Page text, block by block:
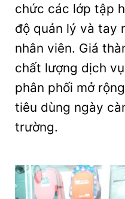
chức các lớp tập
độ quản lý và tay
nhân viên. Giá
chất lượng dịch
phân phối mở
tiêu dùng ngày
trường.